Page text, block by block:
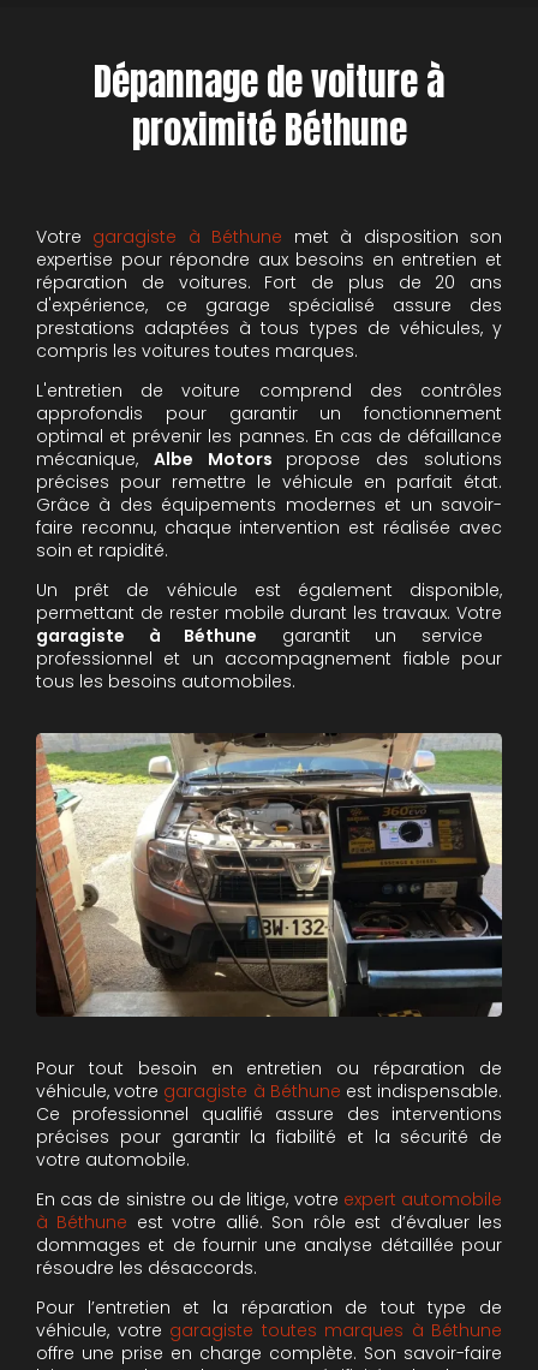
Dépannage de voiture à
proximité Béthune
Votre garagiste à Béthune met à disposition son
expertise pour répondre aux besoins en entretien et
réparation de voitures. Fort de plus de 20 ans
d'expérience, ce garage spécialisé assure des
prestations adaptées à tous types de véhicules, y
compris les voitures toutes marques.
L'entretien de voiture comprend des contrôles
approfondis pour garantir un fonctionnement
optimal et prévenir les pannes. En cas de défaillance
mécanique, Albe Motors propose des solutions
précises pour remettre le véhicule en parfait état.
Grâce à des équipements modernes et un savoir-
faire reconnu, chaque intervention est réalisée avec
soin et rapidité.
Un prêt de véhicule est également disponible,
permettant de rester mobile durant les travaux. Votre
garagiste à Béthune garantit un service
professionnel et un accompagnement fiable pour
tous les besoins automobiles.
Pour tout besoin en entretien ou réparation de
véhicule, votre garagiste à Béthune est indispensable.
Ce professionnel qualifié assure des interventions
précises pour garantir la fiabilité et la sécurité de
votre automobile.
En cas de sinistre ou de litige, votre expert automobile
à Béthune est votre allié. Son rôle est d’évaluer les
dommages et de fournir une analyse détaillée pour
résoudre les désaccords.
Pour l’entretien et la réparation de tout type de
véhicule, votre garagiste toutes marques à Béthune
offre une prise en charge complète. Son savoir-faire